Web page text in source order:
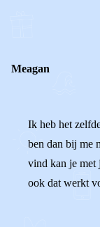
Meagan
Ik heb het
ben dan bij me
vind kan je met
ook dat werkt